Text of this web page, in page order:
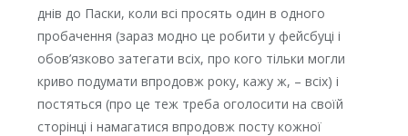
днів до Паски, коли всі просять один в одного
пробачення (зараз модно це робити у фейсбуці і
обов’язково затегати всіх, про кого тільки могли
криво подумати впродовж року, кажу ж, – всіх) і
постяться (про це теж треба оголосити на своїй
сторінці і намагатися впродовж посту кожної